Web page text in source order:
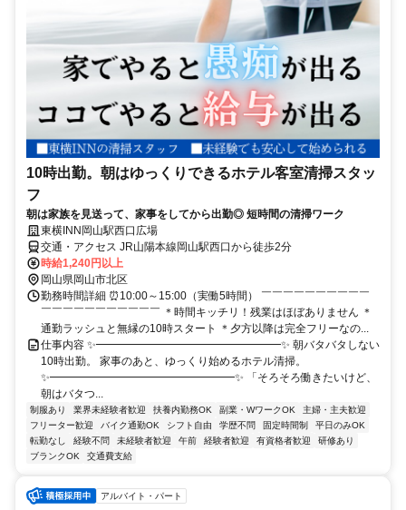
10時出勤。朝はゆっくりできるホテル客室清掃スタッ
フ
朝は家族を見送って、家事をしてから出勤◎ 短時間の清掃ワーク
東横INN岡山駅西口広場
交通・アクセス JR山陽本線岡山駅西口から徒歩2分
時給1,240円以上
岡山県岡山市北区
勤務時間詳細 ⏰10:00～15:00（実働5時間） ￣￣￣￣￣￣￣￣￣￣
￣￣￣￣￣￣￣￣￣￣￣ ＊時間キッチリ！残業はほぼありません ＊
通勤ラッシュと無縁の10時スタート ＊夕方以降は完全フリーなの...
仕事内容 ✨━━━━━━━━━━━━━━━━━✨ 朝バタバタしない
10時出勤。 家事のあと、ゆっくり始めるホテル清掃。
✨━━━━━━━━━━━━━━━━━✨ 「そろそろ働きたいけど、
朝はバタつ...
制服あり 業界未経験者歓迎 扶養内勤務OK 副業・WワークOK
主婦・主夫歓迎
フリーター歓迎
バイク通勤OK シフト自由 学歴不問 固定時間制
平日のみOK
転勤なし
経験不問 未経験者歓迎 午前 経験者歓迎 有資格者歓迎
研修あり
ブランクOK
交通費支給
アルバイト・パート